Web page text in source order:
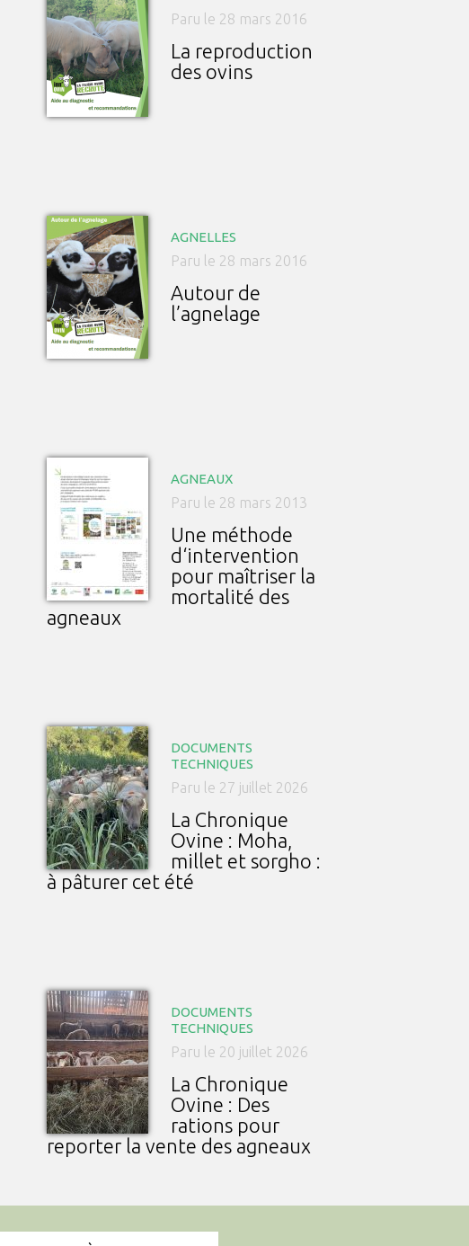
Paru le 28 mars 2016
La reproduction
des ovins
AGNELLES
Paru le 28 mars 2016
Autour de
l’agnelage
AGNEAUX
Paru le 28 mars 2013
Une méthode
d‘intervention
pour maîtriser la
mortalité des
agneaux
DOCUMENTS
TECHNIQUES
Paru le 27 juillet 2026
La Chronique
Ovine : Moha,
millet et sorgho :
à pâturer cet été
DOCUMENTS
TECHNIQUES
Paru le 20 juillet 2026
La Chronique
Ovine : Des
rations pour
reporter la vente des agneaux